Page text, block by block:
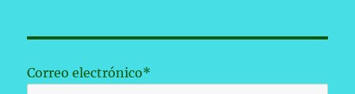
Correo electrónico*